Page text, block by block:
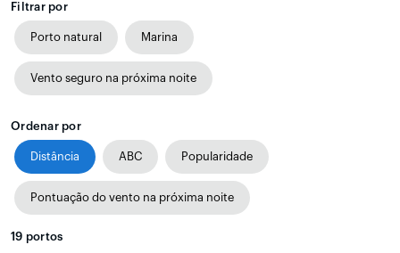
Filtrar por
Porto natural Marina
Vento seguro na próxima noite
Ordenar por
Distância ABC Popularidade
Pontuação do vento na próxima noite
19 portos